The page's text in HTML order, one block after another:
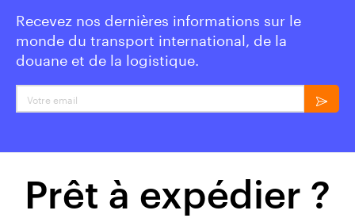
Recevez nos dernières informations sur le
monde du transport international, de la
douane et de la logistique.
Votre email
Prêt à expédier ?